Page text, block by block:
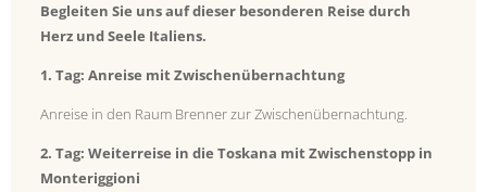
Begleiten Sie uns auf dieser besonderen Reise durch
Herz und Seele Italiens.
1. Tag: Anreise mit Zwischenübernachtung
Anreise in den Raum Brenner zur Zwischenübernachtung.
2. Tag: Weiterreise in die Toskana mit Zwischenstopp in
Monteriggioni